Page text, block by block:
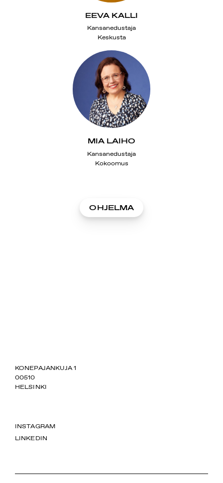
EEVA KALLI
Kansanedustaja
Keskusta
MIA LAIHO
Kansanedustaja
Kokoomus
OHJELMA
SUOMIAREENA
KONEPAJANKUJA 1
00510
HELSINKI
INSTAGRAM
LINKEDIN